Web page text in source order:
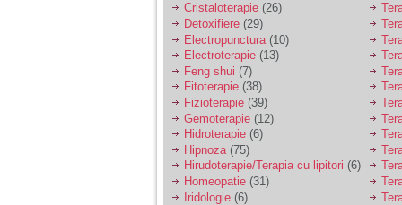
Cristaloterapie (26)
Detoxifiere (29)
Electropunctura (10)
Electroterapie (13)
Feng shui (7)
Fitoterapie (38)
Fizioterapie (39)
Gemoterapie (12)
Hidroterapie (6)
Hipnoza (75)
Hirudoterapie/Terapia cu lipitori (6)
Homeopatie (31)
Iridologie (6)